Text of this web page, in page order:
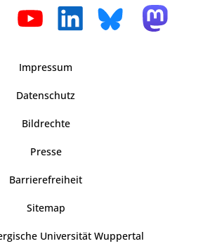
Impressum
Datenschutz
Bildrechte
Presse
Barrierefreiheit
Sitemap
Universität Wuppertal